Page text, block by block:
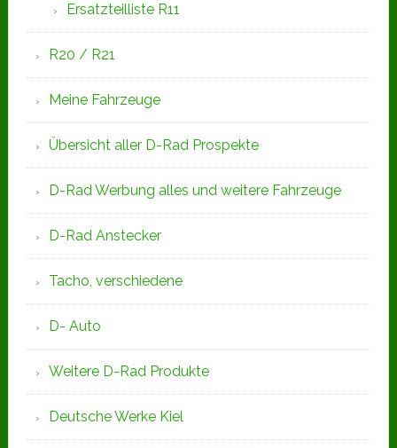
Ersatzteilliste R11
R20 / R21
Meine Fahrzeuge
Übersicht aller D-Rad Prospekte
D-Rad Werbung alles und weitere Fahrzeuge
D-Rad Anstecker
Tacho, verschiedene
D- Auto
Weitere D-Rad Produkte
Deutsche Werke Kiel